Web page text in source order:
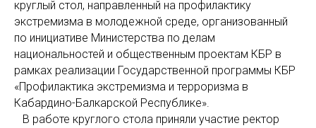
круглый стол, направленный на профилактику
экстремизма в молодежной среде, организованный
по инициативе Министерства по делам
национальностей и общественным проектам КБР в
рамках реализации Государственной программы КБР
«Профилактика экстремизма и терроризма в
Кабардино-Балкарской Республике».
В работе круглого стола приняли участие ректор